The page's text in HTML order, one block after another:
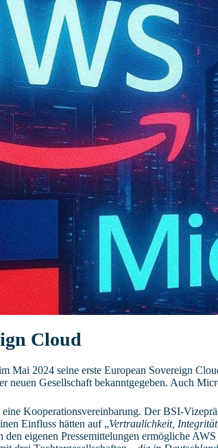
Cloud
Mai 2024 seine erste European Sovereign
neuen Gesellschaft bekanntgegeben. Auch
Kooperationsvereinbarung. Der BSI-
Einfluss hätten auf „Vertraulichkeit,
den eigenen Pressemittelungen ermögliche